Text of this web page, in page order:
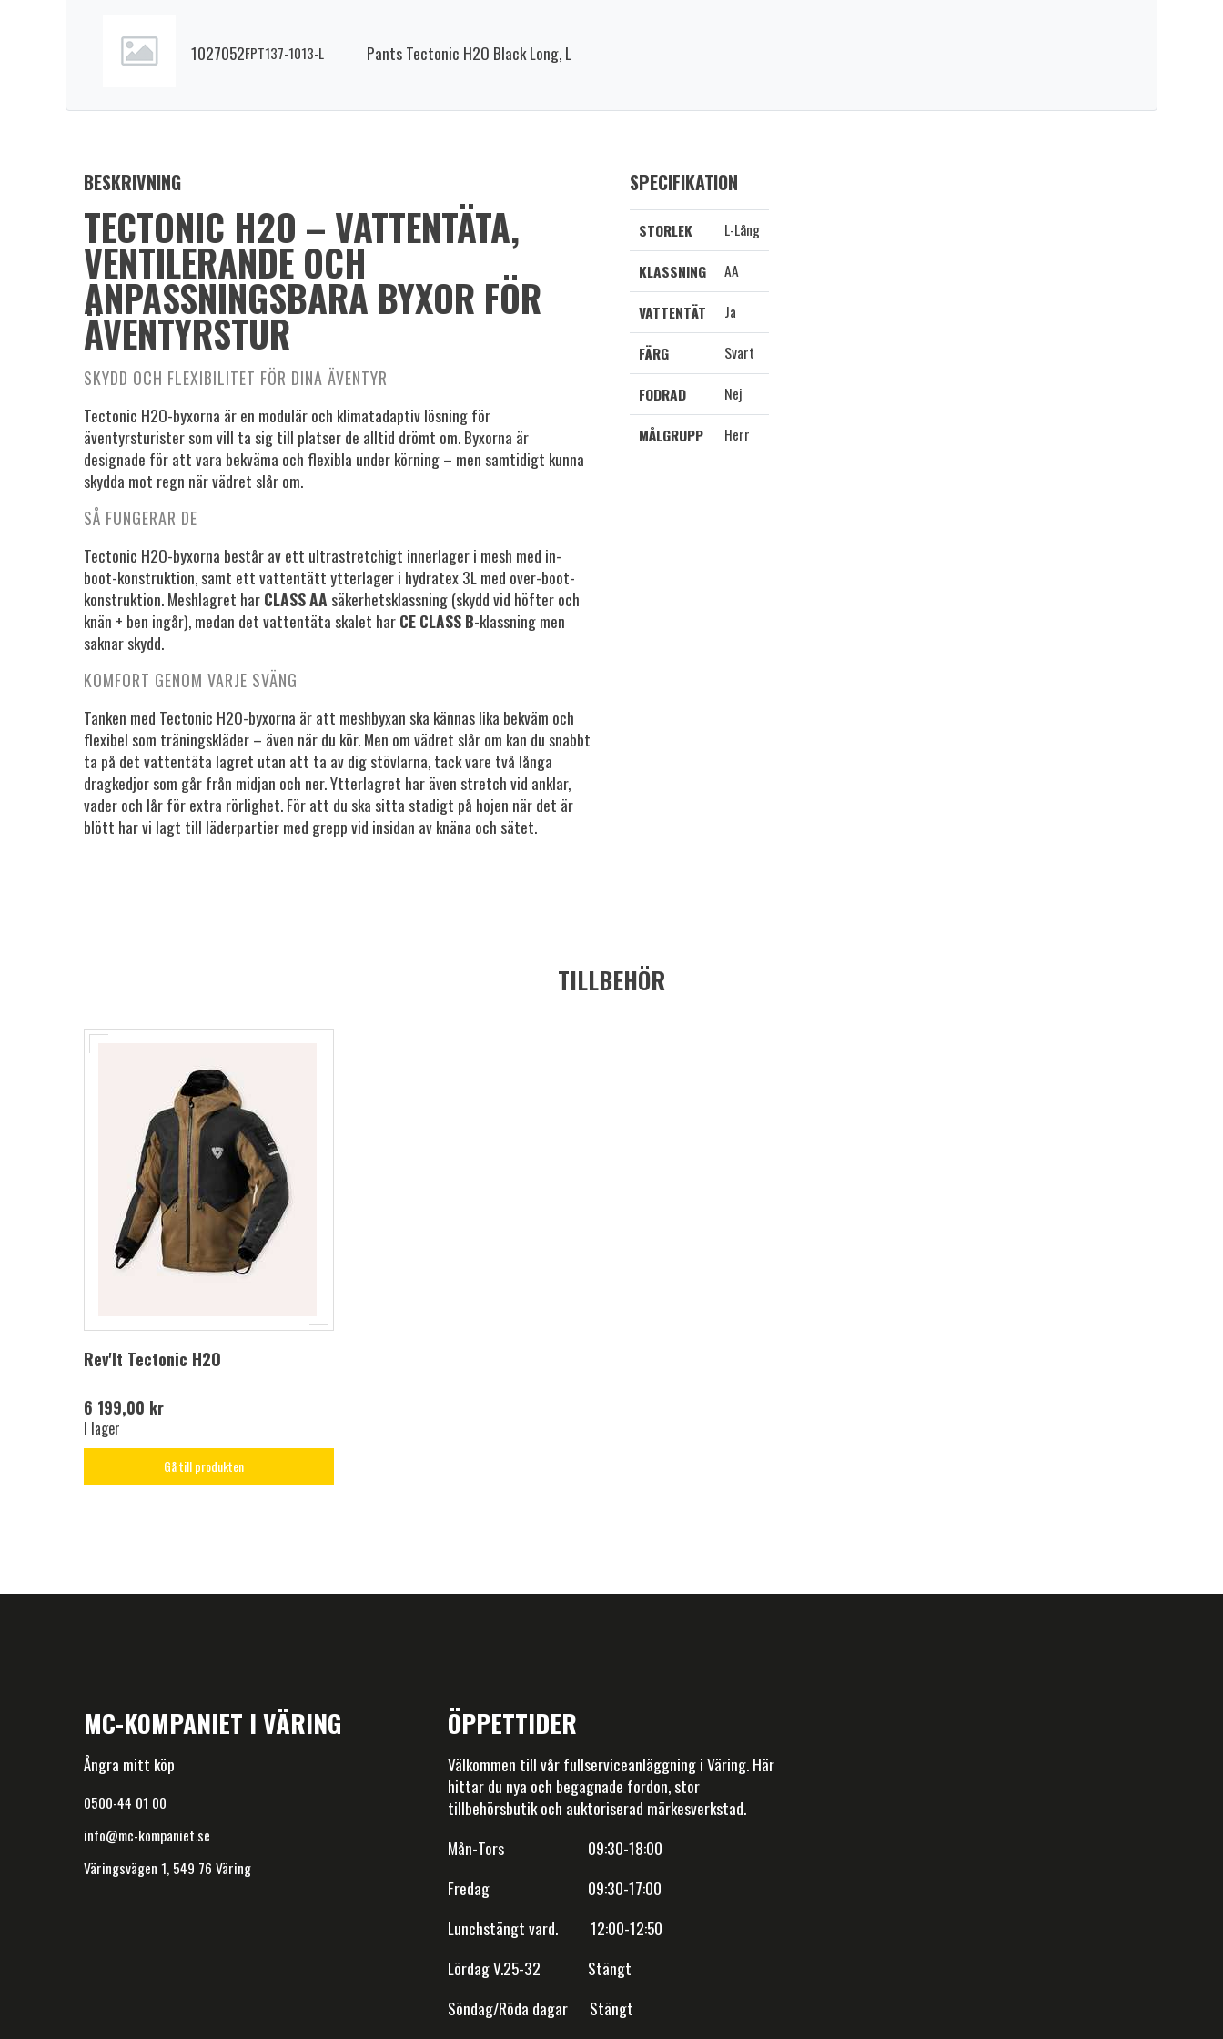
1027052FPT137-1013-L Pants Tectonic H2O Black Long, L
BESKRIVNING
TECTONIC H2O – VATTENTÄTA,
VENTILERANDE OCH
ANPASSNINGSBARA BYXOR FÖR
ÄVENTYRSTUR
SKYDD OCH FLEXIBILITET FÖR DINA ÄVENTYR
Tectonic H2O-byxorna är en modulär och klimatadaptiv lösning för
äventyrsturister som vill ta sig till platser de alltid drömt om. Byxorna är
designade för att vara bekväma och flexibla under körning – men samtidigt kunna
skydda mot regn när vädret slår om.
SÅ FUNGERAR DE
Tectonic H2O-byxorna består av ett ultrastretchigt innerlager i mesh med in-
boot-konstruktion, samt ett vattentätt ytterlager i hydratex 3L med over-boot-
konstruktion. Meshlagret harCLASS AA säkerhetsklassning (skydd vid höfter och
knän + ben ingår), medan det vattentäta skalet harCE CLASS B-klassning men
saknar skydd.
KOMFORT GENOM VARJE SVÄNG
Tanken med Tectonic H2O-byxorna är att meshbyxan ska kännas lika bekväm och
flexibel som träningskläder – även när du kör. Men om vädret slår om kan du snabbt
ta på det vattentäta lagret utan att ta av dig stövlarna, tack vare två långa
dragkedjor som går från midjan och ner. Ytterlagret har även stretch vid anklar,
vader och lår för extra rörlighet. För att du ska sitta stadigt på hojen när det är
blött har vi lagt till läderpartier med grepp vid insidan av knäna och sätet.
SPECIFIKATION
STORLEK
L-Lång
KLASSNING
AA
VATTENTÄT
Ja
FÄRG
Svart
FODRAD
Nej
MÅLGRUPP
Herr
TILLBEHÖR
Rev'It Tectonic H2O
6 199,00 kr
I lager
Gå till produkten
MC-KOMPANIET I VÄRING
Ångra mitt köp
0500-44 01 00
info@mc-kompaniet.se
Väringsvägen 1, 549 76 Väring
ÖPPETTIDER
Välkommen till vår fullserviceanläggning i Väring. Här
hittar du nya och begagnade fordon, stor
tillbehörsbutik och auktoriserad märkesverkstad.
Mån-Tors 09:30-18:00
Fredag 09:30-17:00
Lunchstängt vard. 12:00-12:50
Lördag V.25-32 Stängt
Söndag/Röda dagar Stängt